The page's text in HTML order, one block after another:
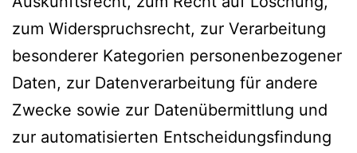
zum Widerspruchsrecht, zur Verarbeitung
besonderer Kategorien personenbezogener
Daten, zur Datenverarbeitung für andere
Zwecke sowie zur Datenübermittlung und
zur automatisierten Entscheidungsfindung